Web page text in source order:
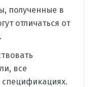
полученные в
отличаться от
все
спецификациях.